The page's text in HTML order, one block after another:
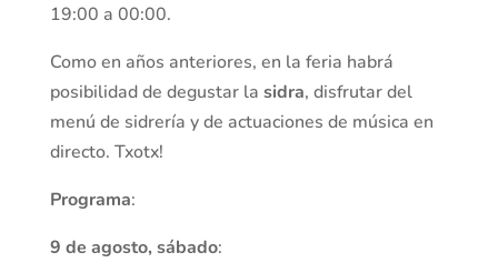
19:00 a 00:00.
Como en años anteriores, en la feria habrá
posibilidad de degustar la sidra, disfrutar del
menú de sidrería y de actuaciones de música en
directo. Txotx!
Programa:
9 de agosto, sábado: